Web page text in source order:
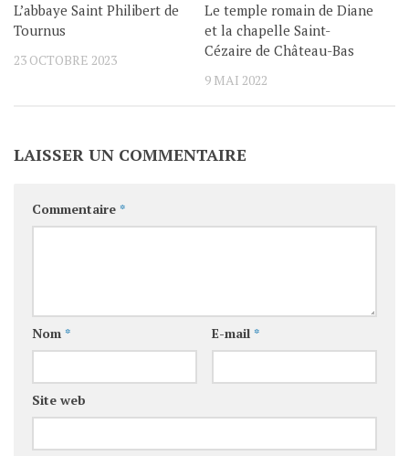
L’abbaye Saint Philibert de
Tournus
23 OCTOBRE 2023
Le temple romain de Diane
et la chapelle Saint-
Cézaire de Château-Bas
9 MAI 2022
LAISSER UN COMMENTAIRE
Commentaire *
Nom * E-mail *
Site web